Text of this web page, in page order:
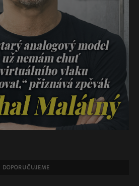
DOPORUČUJEME